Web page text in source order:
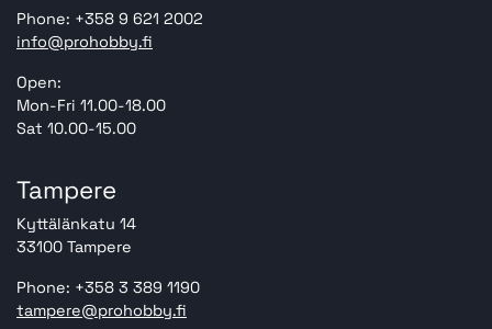
Phone: +358 9 621 2002
info@prohobby.fi
Open:
Mon-Fri 11.00-18.00
Sat 10.00-15.00
Tampere
Kyttälänkatu 14
33100 Tampere
Phone: +358 3 389 1190
tampere@prohobby.fi